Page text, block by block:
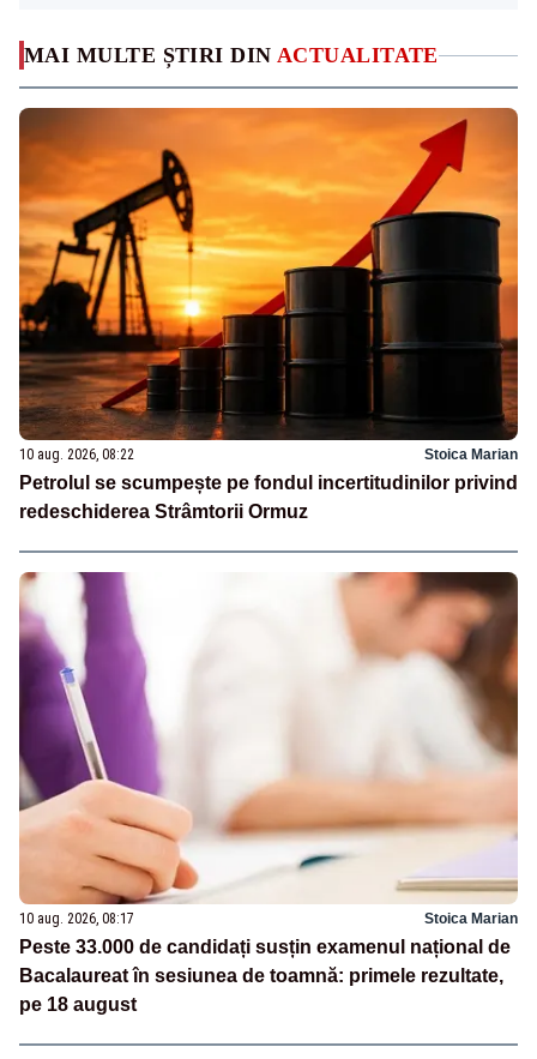
MAI MULTE ȘTIRI DIN ACTUALITATE
10 aug. 2026, 08:22 Stoica Marian
Petrolul se scumpește pe fondul incertitudinilor privind
redeschiderea Strâmtorii Ormuz
10 aug. 2026, 08:17 Stoica Marian
Peste 33.000 de candidați susțin examenul național de
Bacalaureat în sesiunea de toamnă: primele rezultate,
pe 18 august